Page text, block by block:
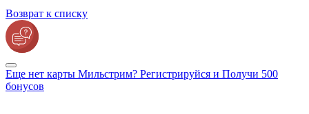
Возврат к списку
Еще нет карты Мильстрим? Регистрируйся и Получи 500
бонусов